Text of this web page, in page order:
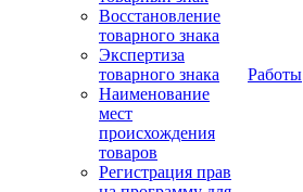
Восстановление
товарного знака
Экспертиза
товарного знака
Наименование
мест
происхождения
товаров
Регистрация прав
Работы